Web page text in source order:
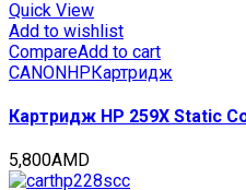
Quick View
Add to wishlist
CompareAdd to cart
CANONHPКартридж
Картридж HP 259X Static
5,800AMD